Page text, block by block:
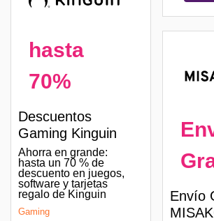
hasta
70%
Descuentos
Gaming Kinguin
Ahorra en grande:
hasta un 70 % de
descuento en juegos,
software y tarjetas
regalo de Kinguin
Gaming
Envío